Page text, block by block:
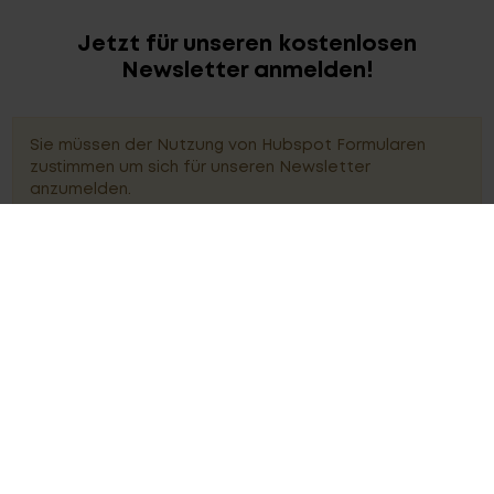
Jetzt für unseren kostenlosen
Newsletter anmelden!
Sie müssen der Nutzung von Hubspot Formularen
zustimmen um sich für unseren Newsletter
anzumelden.